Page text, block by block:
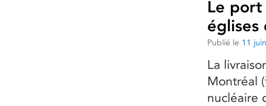
Le
églises
Publié le 11
La
Montréal
nucléaire